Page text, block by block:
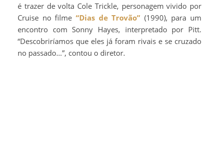
é trazer de volta Cole Trickle, personagem vivido por
Cruise no filme “Dias de Trovão” (1990), para um
encontro com Sonny Hayes, interpretado por Pitt.
“Descobriríamos que eles já foram rivais e se cruzado
no passado…”, contou o diretor.